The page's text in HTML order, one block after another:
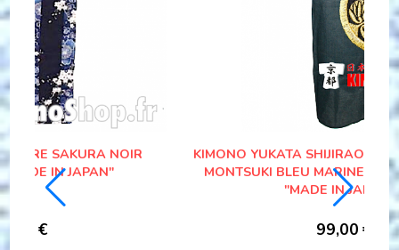
LUXE GETA KIRI UKON GATA HOMME
"HANDMADE IN JAPAN"